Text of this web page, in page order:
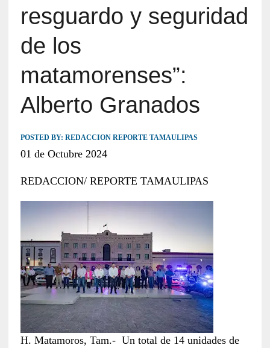
resguardo y seguridad
de los
matamorenses”:
Alberto Granados
POSTED BY: REDACCION REPORTE TAMAULIPAS
01 de Octubre 2024
REDACCION/ REPORTE TAMAULIPAS
H. Matamoros, Tam.- Un total de 14 unidades de